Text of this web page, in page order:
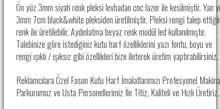
Ön yüz 3mm siyah renk pleksi levhadan cnc lazer ile kesilmiştir. Yan
3mm 7cm black&white pleksiden üretilmiştir. Pleksi rengi talep
renk ile üretilebilir. Aydınlatma beyaz renk modül led kullanılmıştır.
Talebinize göre istediğiniz kutu harf özelliklerini yazı fontu, boyu ve
rengi ışıklı / ışıksız gibi özellikleri bize ileterek üretim yaptırabilirsiniz.
Reklamcılara Özel Fason Kutu Harf İmalatlarımızı Profesyonel Makina
Parkurumuz ve Usta Personellerimiz İle Titiz, Kaliteli ve Hızlı